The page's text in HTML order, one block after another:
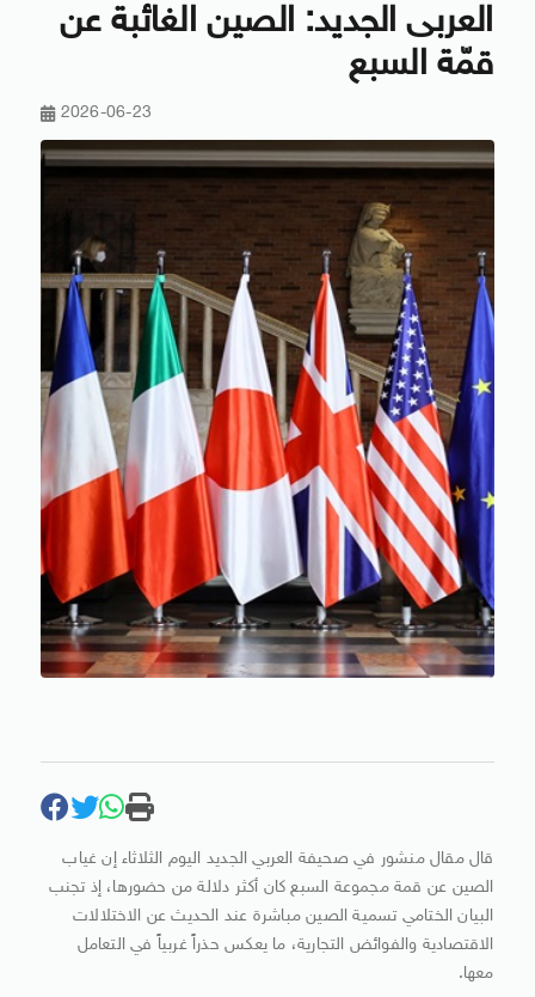
العربى الجديد: الصين الغائبة عن
قمّة السبع
2026-06-23
قال مقال منشور في صحيفة العربي الجديد اليوم الثلاثاء إن غياب
الصين عن قمة مجموعة السبع كان أكثر دلالة من حضورها، إذ تجنب
البيان الختامي تسمية الصين مباشرة عند الحديث عن الاختلالات
الاقتصادية والفوائض التجارية، ما يعكس حذراً غربياً في التعامل
معها.